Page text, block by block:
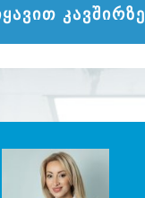
ᲙᲐᲕᲨᲘᲠᲖᲔ